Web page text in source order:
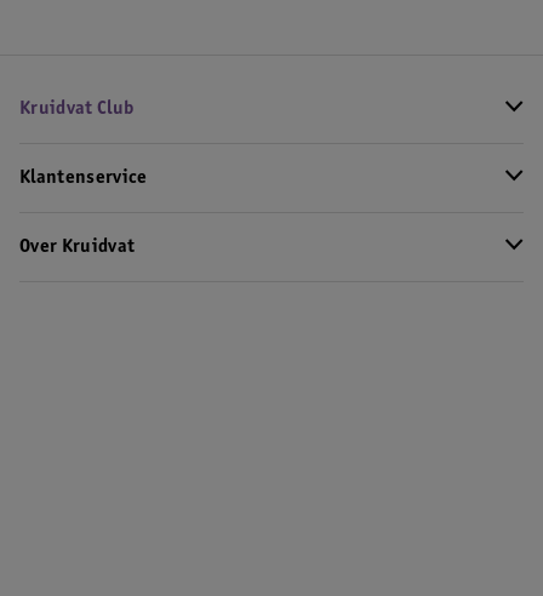
Kruidvat Club
Klantenservice
Over Kruidvat